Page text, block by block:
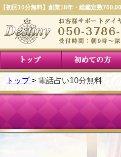
【初回10分無料】創業18年・総鑑定数
トップ 電話占い10分無料